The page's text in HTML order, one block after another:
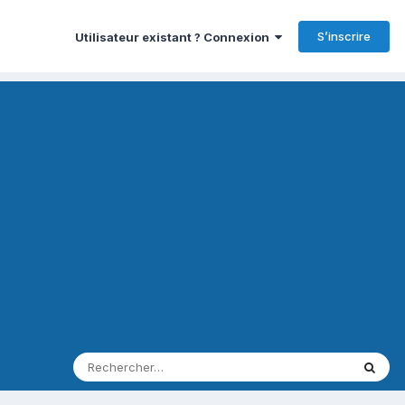
Utilisateur existant ? Connexion S’inscrire